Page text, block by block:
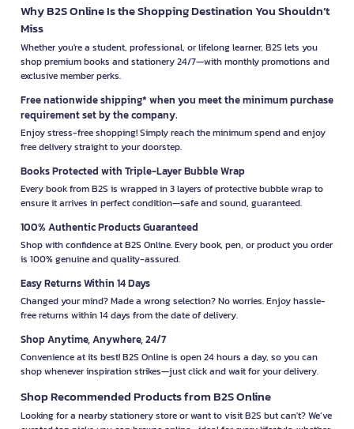
Why B2S Online Is the Shopping Destination You Shouldn’t
Miss
Whether you're a student, professional, or lifelong learner, B2S lets you
shop premium books and stationery 24/7—with monthly promotions and
exclusive member perks.
Free nationwide shipping* when you meet the minimum purchase
requirement set by the company.
Enjoy stress-free shopping! Simply reach the minimum spend and enjoy
free delivery straight to your doorstep.
Books Protected with Triple-Layer Bubble Wrap
Every book from B2S is wrapped in 3 layers of protective bubble wrap to
ensure it arrives in perfect condition—safe and sound, guaranteed.
100% Authentic Products Guaranteed
Shop with confidence at B2S Online. Every book, pen, or product you order
is 100% genuine and quality-assured.
Easy Returns Within 14 Days
Changed your mind? Made a wrong selection? No worries. Enjoy hassle-
free returns within 14 days from the date of delivery.
Shop Anytime, Anywhere, 24/7
Convenience at its best! B2S Online is open 24 hours a day, so you can
shop whenever inspiration strikes—just click and wait for your delivery.
Shop Recommended Products from B2S Online
Looking for a nearby stationery store or want to visit B2S but can't? We’ve